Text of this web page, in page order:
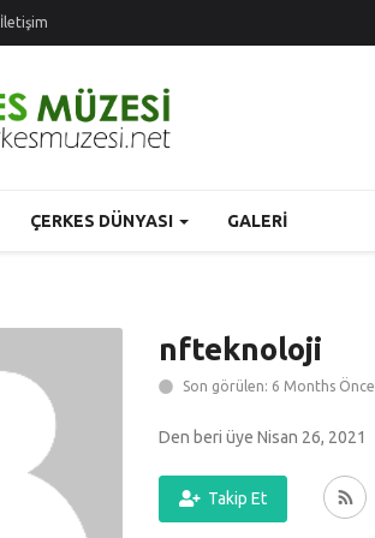
İletişim
ÇERKES DÜNYASI GALERI
nfteknoloji
Son görülen: 6 Months Önce
Den beri üye Nisan 26, 2021
Takip Et